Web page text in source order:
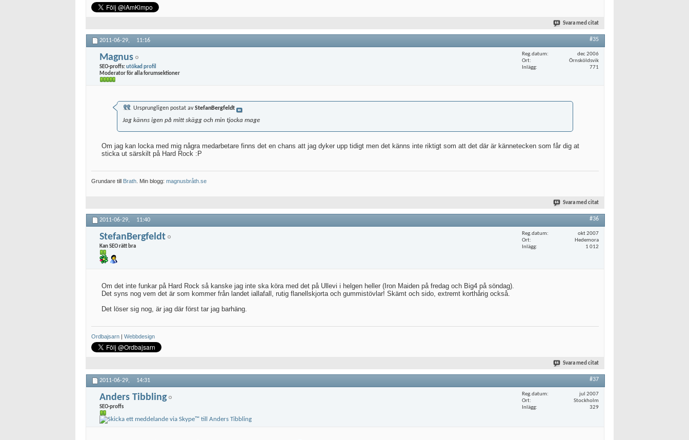
Svara med citat
2011-06-29, 11:16 #35
Magnus
SEO-proffs:utökad profil
Moderator för alla forumsektioner
Reg.datum
dec 2006
Ort
Örnsköldsvik
Inlägg
771
Ursprungligen postat avStefanBergfeldt
Jag känns igen på mitt skägg och min tjocka mage
Om jag kan locka med mig några medarbetare finns det en chans att jag dyker upp tidigt men det känns inte riktigt som att det där är kännetecken som får dig at
sticka ut särskilt på Hard Rock :P
Grundare till Brath . Min blogg: magnusbråth.se
Svara med citat
2011-06-29, 11:40 #36
StefanBergfeldt
Kan SEO rätt bra
Reg.datum
okt 2007
Ort
Hedemora
Inlägg
1 012
Om det inte funkar på Hard Rock så kanske jag inte ska köra med det på Ullevi i helgen heller (Iron Maiden på fredag och Big4 på söndag).
Det syns nog vem det är som kommer från landet iallafall, rutig flanellskjorta och gummistövlar! Skämt och sido, extremt korthårig också.
Det löser sig nog, är jag där först tar jag barhäng.
Ordbajsarn | Webbdesign
Svara med citat
2011-06-29, 14:31 #37
Anders Tibbling
SEO-proffs
Reg.datum
jul 2007
Ort
Stockholm
Inlägg
329